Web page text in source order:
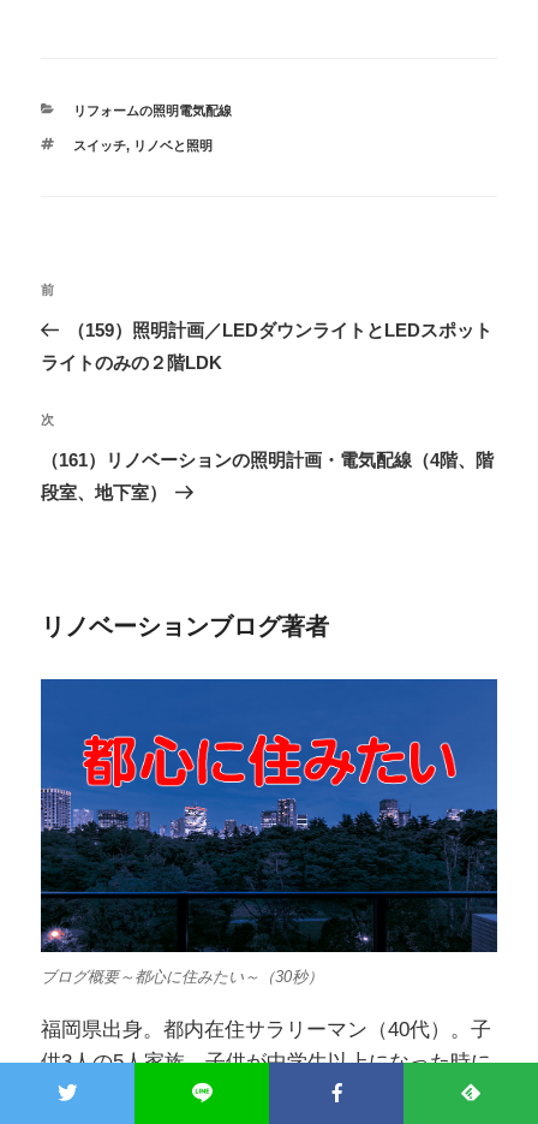
カ
ゴ
リフォームの照明電気配線
タ
スイッチ, リノベと照明
ナ
ビ
ゲ
シ
ョ
過
去
の
稿
前
（159）照明計画／LEDダウンライトとLEDスポット
ライトのみの２階LDK
次
の
投
次
（161）リノベーションの照明計画・電気配線（4階、階
段室、地下室）
リノベーションブログ著者
ブログ概要～都心に住みたい～（30秒）
福岡県出身。都内在住サラリーマン（40代）。子
供3人の5人家族。子供が中学生以上になった時に
4LDKの間取りに変更出来るだけの広さの物件を